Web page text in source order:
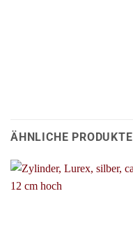
ÄHNLICHE PRODUKTE